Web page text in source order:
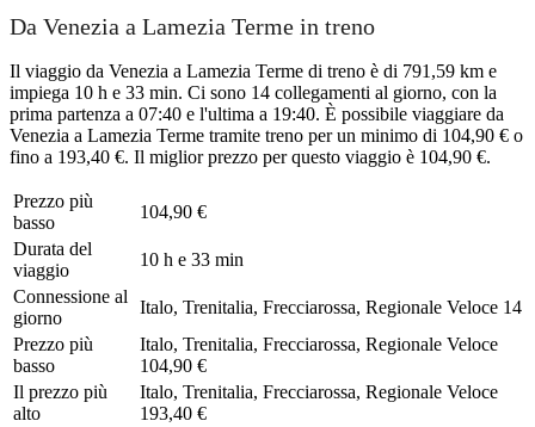
Da Venezia a Lamezia Terme in treno
Il viaggio da Venezia a Lamezia Terme di treno è di 791,59 km e
impiega 10 h e 33 min. Ci sono 14 collegamenti al giorno, con la
prima partenza a 07:40 e l'ultima a 19:40. È possibile viaggiare da
Venezia a Lamezia Terme tramite treno per un minimo di 104,90 € o
fino a 193,40 €. Il miglior prezzo per questo viaggio è 104,90 €.
Prezzo più
basso
104,90 €
Durata del
viaggio
10 h e 33 min
Connessione al
giorno
Italo, Trenitalia, Frecciarossa, Regionale Veloce 14
Prezzo più
basso
Italo, Trenitalia, Frecciarossa, Regionale Veloce
104,90 €
Il prezzo più
alto
Italo, Trenitalia, Frecciarossa, Regionale Veloce
193,40 €